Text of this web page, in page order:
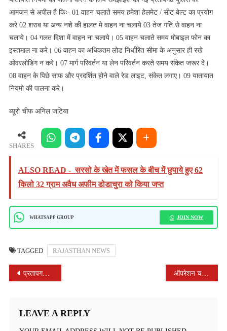
चालको
को
यातायात
नियमो
की
पालना
के
आमजन से अपील है किः- 01 वाहन चलाते समय हमेशा हेलमेट / सीट बेल्ट का प्रयोग
करे 02 शराब या अन्य नशे की हालत मे वाहन ना चलाये 03 तेज गति से वाहन ना
चलाये। 04 गलत दिशा में वाहन ना चलाये। 05 वाहन चलाते समय मोबाइल फोन का
इस्तमाल ना करे। 06 वाहन का अधिकतम लोड निर्धारित सीमा के अनुसार ही रखे
ओवरलोडिंग न करे। 07 मार्ग परिवर्तन या लेन परिवर्तन करते समय संकेत जरूर दे।
08 वाहन के पिछे साफ और प्रदर्शित होने वाले रेड लाइट, संकेत लगाए। 09 यातायात
नियमो की पालना करे।
ब्यूरो चीफ अनिल जटिया
SHARES
ALSO READ - सरसो के खेत में फसल के बीच में छुपाये हुए 62
किलो 32 ग्राम अवैध अफीम डोडाचुरा को किया जप्त
WHATSAPP GROUP JOIN NOW
TAGGED RAJASTHAN NEWS
POST
प्रतापगढ़ की पुण्यधरा पर आज से शुरू होगा त्रिदिवसीय रत्नत्रयी भक्ति महोत्सव
LEAVE A REPLY